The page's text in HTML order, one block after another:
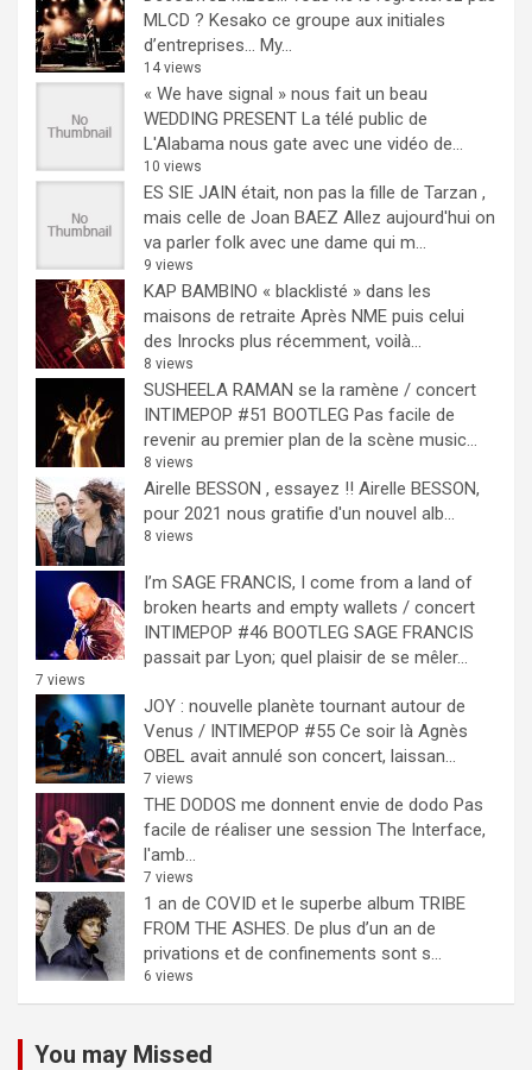
MLCD ? Kesako ce groupe aux initiales
d’entreprises… My...
14 views
« We have signal » nous fait un beau
WEDDING PRESENT La télé public de
L'Alabama nous gate avec une vidéo de...
10 views
ES SIE JAIN était, non pas la fille de Tarzan ,
mais celle de Joan BAEZ Allez aujourd'hui on
va parler folk avec une dame qui m...
9 views
KAP BAMBINO « blacklisté » dans les
maisons de retraite Après NME puis celui
des Inrocks plus récemment, voilà...
8 views
SUSHEELA RAMAN se la ramène / concert
INTIMEPOP #51 BOOTLEG Pas facile de
revenir au premier plan de la scène music...
8 views
Airelle BESSON , essayez !! Airelle BESSON,
pour 2021 nous gratifie d'un nouvel alb...
8 views
I’m SAGE FRANCIS, I come from a land of
broken hearts and empty wallets / concert
INTIMEPOP #46 BOOTLEG SAGE FRANCIS
passait par Lyon; quel plaisir de se mêler...
7 views
JOY : nouvelle planète tournant autour de
Venus / INTIMEPOP #55 Ce soir là Agnès
OBEL avait annulé son concert, laissan...
7 views
THE DODOS me donnent envie de dodo Pas
facile de réaliser une session The Interface,
l'amb...
7 views
1 an de COVID et le superbe album TRIBE
FROM THE ASHES. De plus d’un an de
privations et de confinements sont s...
6 views
You may Missed